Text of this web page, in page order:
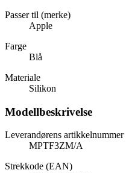
Passer til (merke)
Apple
Farge
Blå
Materiale
Silikon
Modellbeskrivelse
Leverandørens artikkelnummer
MPTF3ZM/A
Strekkode (EAN)